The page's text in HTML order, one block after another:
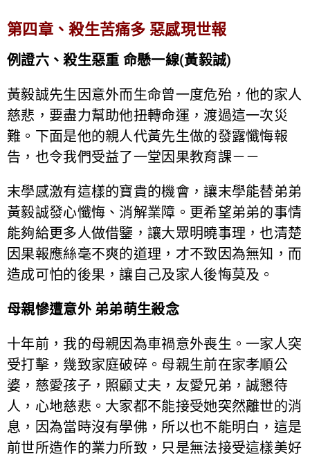
第四章、殺生苦痛多 惡感現世報
例證六、殺生惡重 命懸一線(黃毅誠)
黃毅誠先生因意外而生命曾一度危殆，他的家人
慈悲，要盡力幫助他扭轉命運，渡過這一次災
難。下面是他的親人代黃先生做的發露懺悔報
告，也令我們受益了一堂因果教育課－－
末學感激有這樣的寶貴的機會，讓末學能替弟弟
黃毅誠發心懺悔、消解業障。更希望弟弟的事情
能夠給更多人做借鑒，讓大眾明曉事理，也清楚
因果報應絲毫不爽的道理，才不致因為無知，而
造成可怕的後果，讓自己及家人後悔莫及。
母親慘遭意外 弟弟萌生殺念
十年前，我的母親因為車禍意外喪生。一家人突
受打擊，幾致家庭破碎。母親生前在家孝順公
婆，慈愛孩子，照顧丈夫，友愛兄弟，誠懇待
人，心地慈悲。大家都不能接受她突然離世的消
息，因為當時沒有學佛，所以也不能明白，這是
前世所造作的業力所致，只是無法接受這樣美好